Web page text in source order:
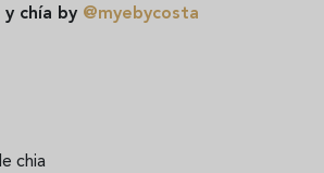
y chía by @myebycosta
chia